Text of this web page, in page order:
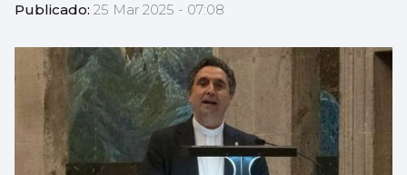
Publicado: 25 Mar 2025 - 07:08